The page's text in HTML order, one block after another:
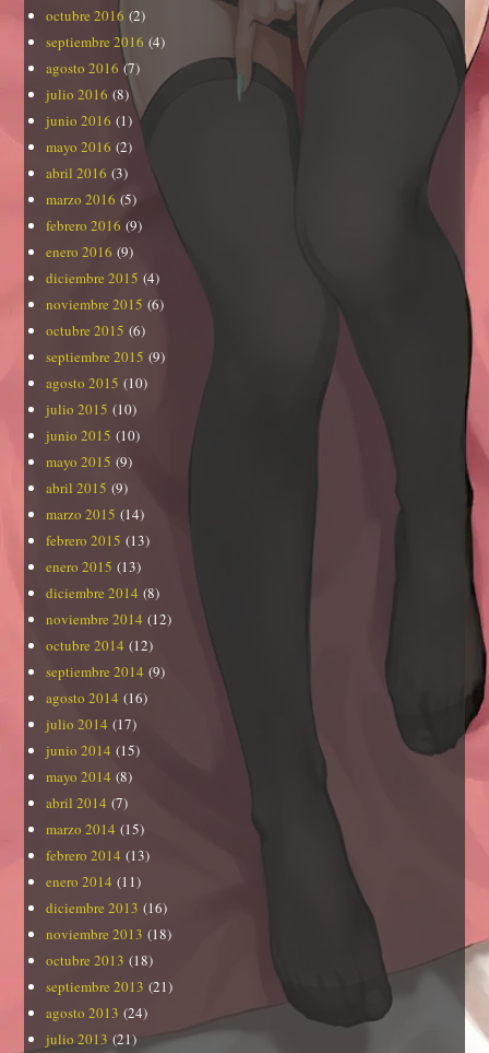
octubre 2016 (2)
septiembre 2016 (4)
agosto 2016 (7)
julio 2016 (8)
junio 2016 (1)
mayo 2016 (2)
abril 2016 (3)
marzo 2016 (5)
febrero 2016 (9)
enero 2016 (9)
diciembre 2015 (4)
noviembre 2015 (6)
octubre 2015 (6)
septiembre 2015 (9)
agosto 2015 (10)
julio 2015 (10)
junio 2015 (10)
mayo 2015 (9)
abril 2015 (9)
marzo 2015 (14)
febrero 2015 (13)
enero 2015 (13)
diciembre 2014 (8)
noviembre 2014 (12)
octubre 2014 (12)
septiembre 2014 (9)
agosto 2014 (16)
julio 2014 (17)
junio 2014 (15)
mayo 2014 (8)
abril 2014 (7)
marzo 2014 (15)
febrero 2014 (13)
enero 2014 (11)
diciembre 2013 (16)
noviembre 2013 (18)
octubre 2013 (18)
septiembre 2013 (21)
agosto 2013 (24)
julio 2013 (21)